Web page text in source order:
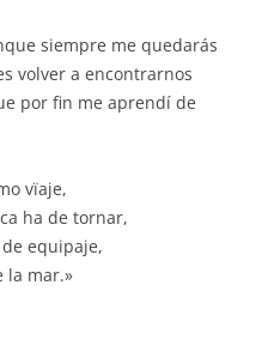
siempre me quedarás
volver a encontrarnos
por fin me aprendí de
vïaje,
ha de tornar,
equipaje,
la mar.»